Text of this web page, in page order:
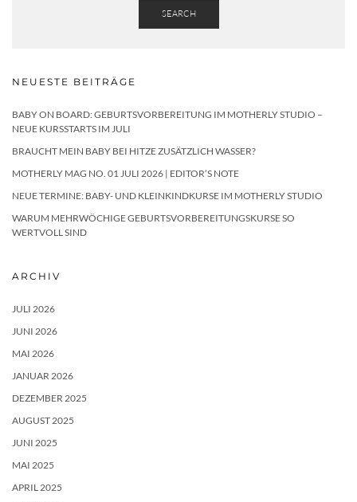
SEARCH
NEUESTE BEITRÄGE
BABY ON BOARD: GEBURTSVORBEREITUNG IM MOTHERLY STUDIO –
NEUE KURSSTARTS IM JULI
BRAUCHT MEIN BABY BEI HITZE ZUSÄTZLICH WASSER?
MOTHERLY MAG NO. 01 JULI 2026 | EDITOR’S NOTE
NEUE TERMINE: BABY- UND KLEINKINDKURSE IM MOTHERLY STUDIO
WARUM MEHRWÖCHIGE GEBURTSVORBEREITUNGSKURSE SO
WERTVOLL SIND
ARCHIV
JULI 2026
JUNI 2026
MAI 2026
JANUAR 2026
DEZEMBER 2025
AUGUST 2025
JUNI 2025
MAI 2025
APRIL 2025